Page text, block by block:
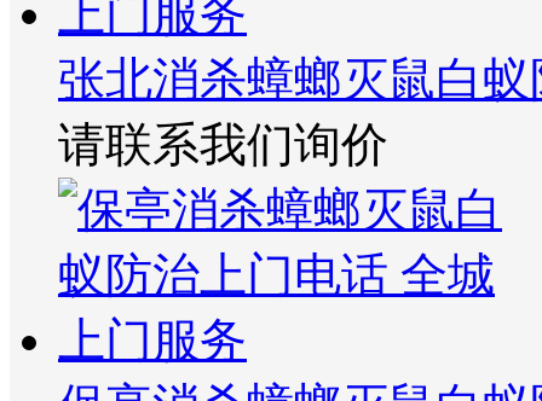
张北消杀蟑螂灭鼠白
请联系我们询价